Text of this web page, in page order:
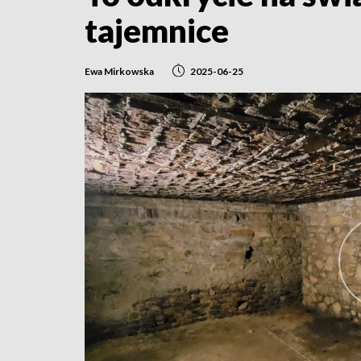
tajemnice
Ewa Mirkowska 2025-06-25